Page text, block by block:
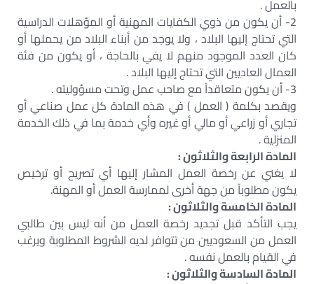
بالعمل .
2- أن يكون من ذوي الكفايات المهنية أو المؤهلات الدراسية
التي تحتاج إليها البلاد ، ولا يوجد من أبناء البلاد من يحملها أو
كان العدد الموجود منهم لا يفي بالحاجة ، أو يكون من فئة
العمال العاديين التي تحتاج إليها البلاد .
3- أن يكون متعاقداً مع صاحب عمل وتحت مسؤوليته .
ويقصد بكلمة ( العمل ) في هذه المادة كل عمل صناعي أو
تجاري أو زراعي أو مالي أو غيره وأي خدمة بما في ذلك الخدمة
المنزلية .
المادة الرابعة والثلاثون :
لا يغني عن رخصة العمل المشار إليها أي تصريح أو ترخيص
يكون مطلوباً من جهة أخرى لممارسة العمل أو المهنة.
المادة الخامسة والثلاثون :
يجب التأكد قبل تجديد رخصة العمل من أنه ليس بين طالبي
العمل من السعوديين من تتوافر لديه الشروط المطلوبة ويرغب
في القيام بالعمل نفسه .
المادة السادسة والثلاثون :